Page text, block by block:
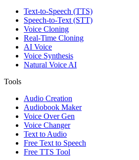
Text-to-Speech (TTS)
Speech-to-Text (STT)
Voice Cloning
Real-Time Cloning
AI Voice
Voice Synthesis
Natural Voice AI
Tools
Audio Creation
Audiobook Maker
Voice Over Gen
Voice Changer
Text to Audio
Free Text to Speech
Free TTS Tool